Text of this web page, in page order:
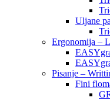
Uljane
Ergonomija –
Pisanje –
Fini